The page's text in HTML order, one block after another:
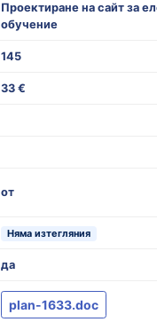
Проектиране на сайт за
обучение
145
33 €
от
Няма изтегляния
да
plan-1633.doc